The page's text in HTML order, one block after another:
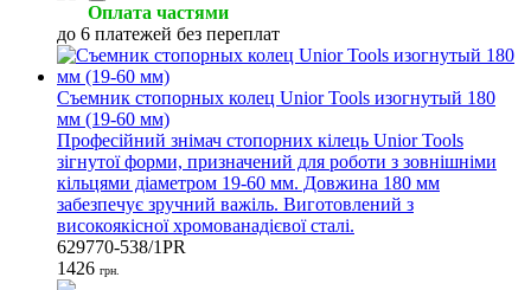
Оплата частями
до 6 платежей без переплат
Съемник стопорных колец Unior Tools изогнутый 180
мм (19-60 мм)
Професійний знімач стопорних кілець Unior Tools
зігнутої форми, призначений для роботи з зовнішніми
кільцями діаметром 19-60 мм. Довжина 180 мм
забезпечує зручний важіль. Виготовлений з
високоякісної хромованадієвої сталі.
629770-538/1PR
1426 грн.